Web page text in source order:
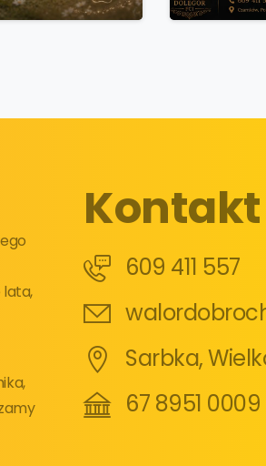
lata,
Kontakt
609 411 557
Sarbka,
67 8951